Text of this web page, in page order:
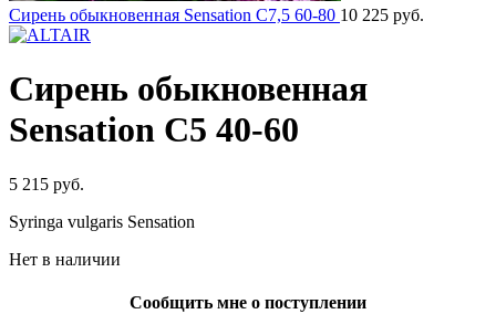
Сирень обыкновенная Sensation C7,5 60-80 10 225 руб.
Сирень обыкновенная
Sensation C5 40-60
5 215 руб.
Syringa vulgaris Sensation
Нет в наличии
Сообщить мне о поступлении